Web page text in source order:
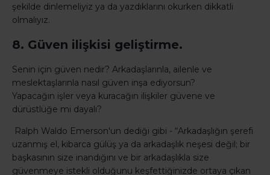
şekilde dinlemeliyiz ya da yazdıklarını okurken dikkatli
olmalıyız.
8. Güven ilişkisi geliştirme.
Senin için güven nedir? Arkadaşlarınla, ailenle ve
meslektaşlarınla nasıl güven inşa ediyorsun?
Yapacağın işler veya kuracağın ilişkiler güvene ve
dürüstlüğe mi dayalı?
Ralph Waldo Emerson'un dediği gibi - “Arkadaşlığın şerefi
uzanmış el, kibarca gülüş ya da arkadaşlık neşesi değil; bir
başkasının size inandığını ve bir arkadaşlıkla size
güvenmeye istekli olduğunu keşfettiğinizde ortaya çıkan